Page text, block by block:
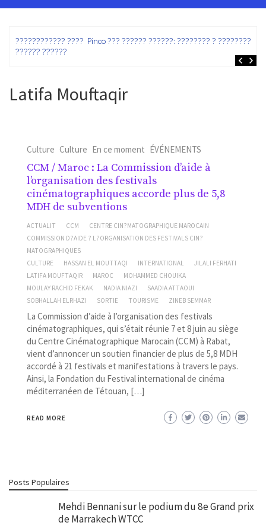
???????????? ???? Pinco ??? ?????? ??????: ???????? ? ???????? ?
?????? ??????
Latifa Mouftaqir
Culture Culture En ce moment ÉVÉNEMENTS
CCM / Maroc : La Commission d’aide à
l’organisation des festivals
cinématographiques accorde plus de 5,8
MDH de subventions
ACTUALIT CCM
CENTRE CIN?MATOGRAPHIQUE MAROCAIN
COMMISSION D?AIDE ? L?ORGANISATION DES FESTIVALS CIN?
MATOGRAPHIQUES
CULTURE
HASSAN EL MOUTTAQI INTERNATIONAL
JILALI FERHATI
LATIFA MOUFTAQIR
MAROC
MOHAMMED CHOUIKA
MOULAY RACHID FEKAK
NADIA NIAZI
SAADIA ATTAOUI
SOBHALLAH ELRHAZI
SORTIE TOURISME ZINEB SEMMAR
La Commission d’aide à l’organisation des festivals
cinématographiques, qui s’était réunie 7 et 8 juin au siège
du Centre Cinématographique Marocain (CCM) à Rabat,
vient d’annoncer un soutien financier de plus de 5,8 MDH
accordé à 21 festivals et manifestations à travers le pays.
Ainsi, la Fondation du Festival international de cinéma
méditerranéen de Tétouan, […]
READ MORE
Posts Populaires
Mehdi Bennani sur le podium du 8e Grand prix
de Marrakech WTCC